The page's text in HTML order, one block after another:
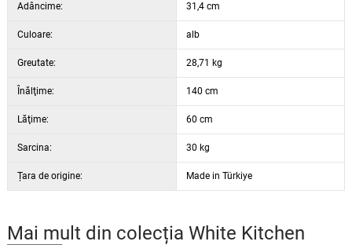
Adâncime: 31,4 cm
Culoare: alb
Greutate: 28,71 kg
Înălţime: 140 cm
Lăţime: 60 cm
Sarcina: 30 kg
Țara de origine: Made in Türkiye
Mai mult din colecția White Kitchen